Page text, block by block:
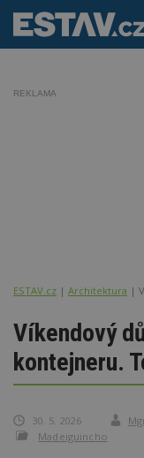
REKLAMA
ESTAV.cz Architektura
Víkendový
kontejneru.
30. 5. 2026
Madeiguincho